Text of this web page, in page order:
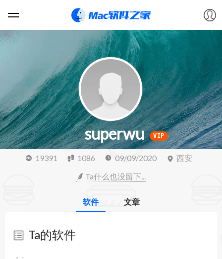
教程
论坛
VIP
superwu VIP
19391 1086 09/09/2020
西安
Ta什么也没留下...
软件 文章
Ta的软件